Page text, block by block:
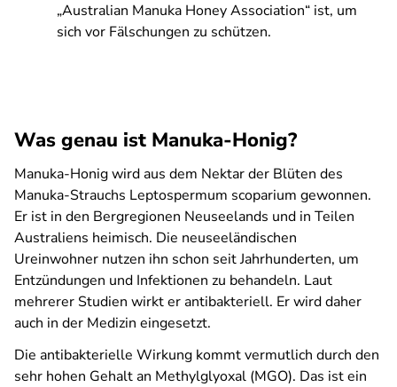
„Australian Manuka Honey Association“ ist, um
sich vor Fälschungen zu schützen.
Was genau ist Manuka-Honig?
Manuka-Honig wird aus dem Nektar der Blüten des
Manuka-Strauchs Leptospermum scoparium gewonnen.
Er ist in den Bergregionen Neuseelands und in Teilen
Australiens heimisch. Die neuseeländischen
Ureinwohner nutzen ihn schon seit Jahrhunderten, um
Entzündungen und Infektionen zu behandeln. Laut
mehrerer Studien wirkt er antibakteriell. Er wird daher
auch in der Medizin eingesetzt.
Die antibakterielle Wirkung kommt vermutlich durch den
sehr hohen Gehalt an Methylglyoxal (MGO). Das ist ein